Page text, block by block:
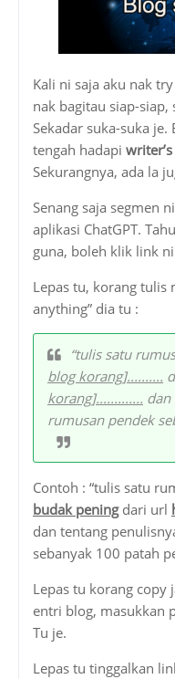
Kali ni saja aku nak
nak bagitau siap-siap,
Sekadar suka-suka
tengah hadapi
Sekurangnya, ada la
Senang saja segmen
aplikasi ChatGPT.
guna, boleh klik link
Lepas tu, korang tulis
anything” dia tu :
“tulis satu
blog korang]..........
korang]............. dan
rumusan pendek
Contoh : “tulis satu
budak peningdari url
dan tentang
sebanyak 100 patah
Lepas tu korang copy
entri blog, masukkan
Tu je.
Lepas tu tinggalkan